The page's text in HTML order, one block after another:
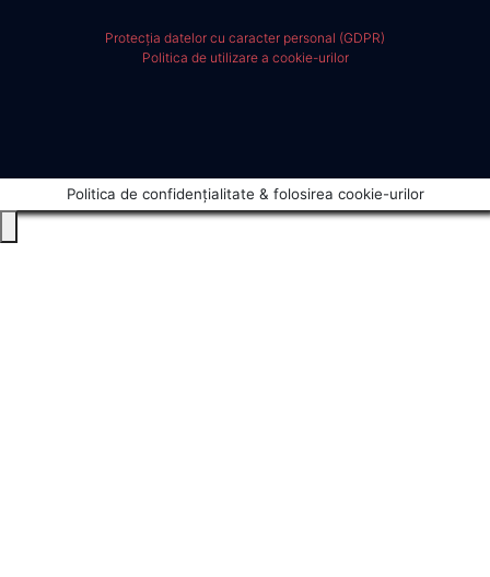
Protecția datelor cu caracter personal (GDPR)
Politica de utilizare a cookie-urilor
Politica de confidențialitate & folosirea cookie-urilor